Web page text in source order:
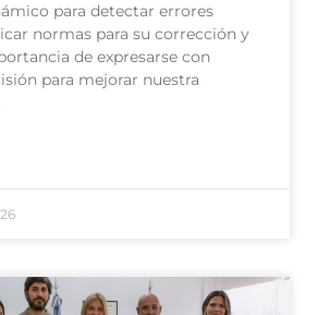
para detectar errores
normas para su corrección y
de expresarse con
para mejorar nuestra